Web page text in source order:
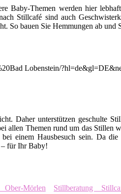
Baby-Themen werden hier
Stillcafé sind auch
So bauen Sie Hemmungen ab
Lobenstein/
Daher unterstützen geschulte
allen Themen rund um das Stillen
einem Hausbesuch sein. Da
– für Ihr Baby!
Ober-Mörlen
Stillberatung